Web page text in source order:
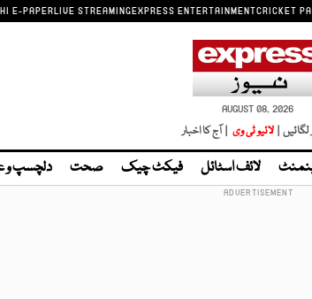
E-PAPERLIVE STREAMINGEXPRESS ENTERTAINMENTCRICKET
AUGUST 08, 2026
لگائیں | لائیو ٹی وی | آج کا اخبار
لائف اسٹائل فیکٹ چیک صحت دلچسپ